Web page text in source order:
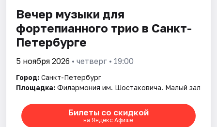
Площадки
Артисты
Рейтинги
Вечер музыки для
фортепианного трио в Санкт-
Петербурге
5 ноября 2026 • четверг • 19:00
Город: Санкт-Петербург
Площадка: Филармония им. Шостаковича. Малый зал
Билеты со скидкой
на Яндекс Афише